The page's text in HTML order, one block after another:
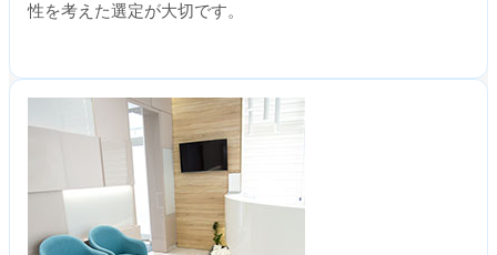
性を考えた選定が大切です。